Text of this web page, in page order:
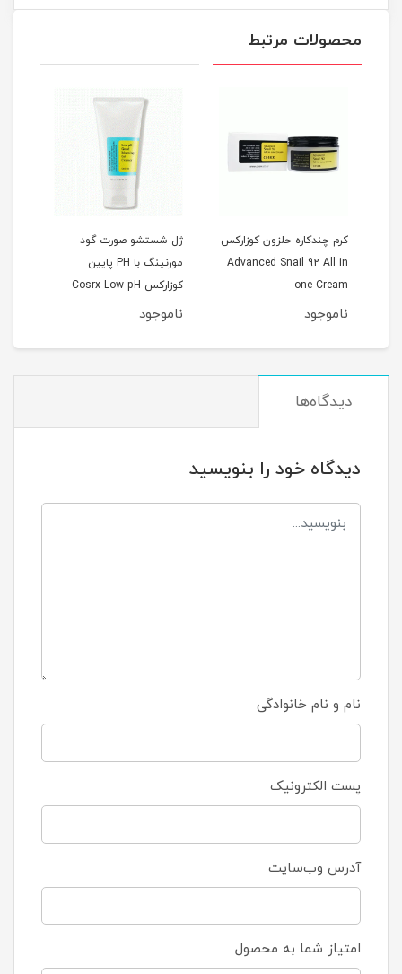
محصولات مرتبط
کرم چندکاره حلزون کوزارکس
Advanced Snail 92 All in
one Cream
ناموجود
ژل شستشو صورت گود
مورنینگ با PH پایین
کوزارکس Cosrx Low pH
Good Morning Gel
ناموجود
دیدگاه‌ها
دیدگاه خود را بنویسید
نام و نام خانوادگی
پست الکترونیک
آدرس وب‌سایت
امتیاز شما به محصول